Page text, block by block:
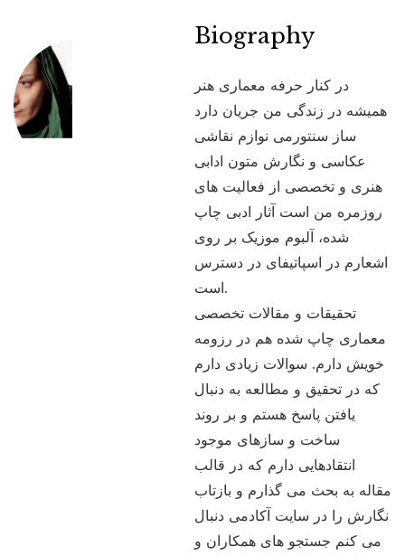
Biography
در کنار حرفه معماری هنر
همیشه در زندگی من جریان دارد
ساز سنتورمی نوازم نقاشی
عکاسی و نگارش متون ادابی
هنری و تخصصی از فعالیت های
روزمره من است آثار ادبی چاپ
شده، آلبوم موزیک بر روی
اشعارم در اسپاتیفای در دسترس
است.
تحقیقات و مقالات تخصصی
معماری چاپ شده هم در رزومه
خویش دارم. سوالات زیادی دارم
که در تحقیق و مطالعه به دنبال
یافتن پاسخ هستم و بر روند
ساخت و سازهای موجود
انتقادهایی دارم که در قالب
مقاله به بحث می گذارم و بازتاب
نگارش را در سایت آکادمی دنبال
می کنم جستجو های همکاران و